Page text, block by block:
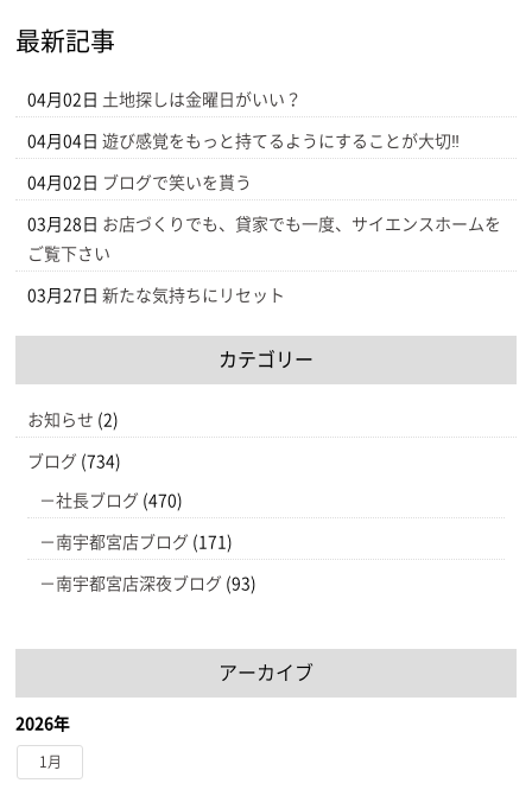
最新記事
04月02日 土地探しは金曜日がいい？
04月04日 遊び感覚をもっと持てるようにすることが大切‼
04月02日 ブログで笑いを貰う
03月28日 お店づくりでも、貸家でも一度、サイエンスホームを
ご覧下さい
03月27日 新たな気持ちにリセット
カテゴリー
お知らせ (2)
ブログ (734)
社長ブログ (470)
南宇都宮店ブログ (171)
南宇都宮店深夜ブログ (93)
アーカイブ
2026年
1月